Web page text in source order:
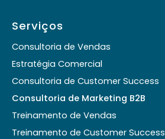
Serviços
Consultoria de Vendas
Estratégia Comercial
Consultoria de Customer Success
Consultoria de Marketing B2B
Treinamento de Vendas
Treinamento de Customer Success